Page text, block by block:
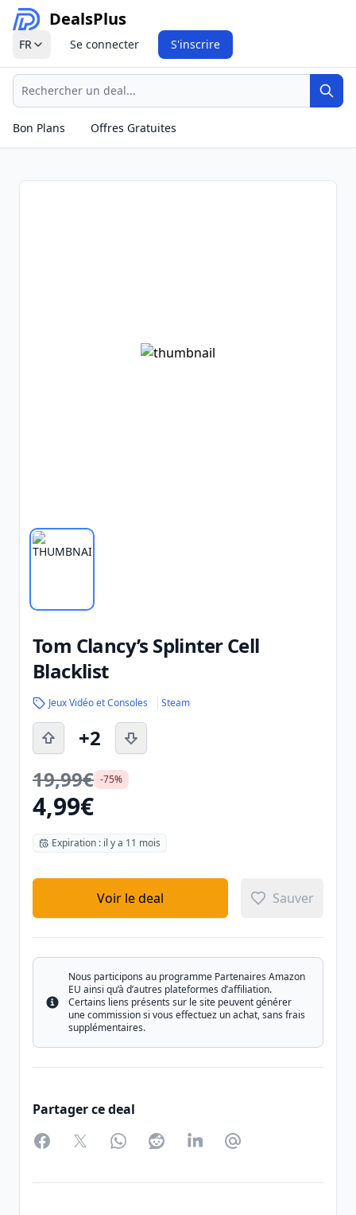
DealsPlus
FR Se connecter S'inscrire
Recherche
Bon Plans
Offres Gratuites
Tom Clancy’s Splinter Cell
Blacklist
Jeux Vidéo et Consoles Steam
+2
19,99€ -75%
4,99€
Expiration : il y a 11 mois
Voir le deal Sauver
Info
Nous participons au programme Partenaires Amazon
EU ainsi qu’à d’autres plateformes d’affiliation.
Certains liens présents sur le site peuvent générer
une commission si vous effectuez un achat, sans frais
supplémentaires.
Partager ce deal
FacebookTwitterWhatsAppRedditLinkedInPartager par Email